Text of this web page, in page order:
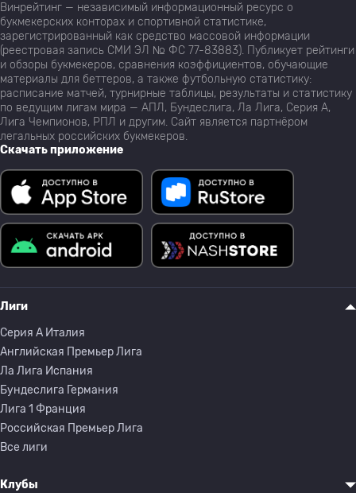
Винрейтинг — независимый информационный ресурс о
букмекерских конторах и спортивной статистике,
зарегистрированный как средство массовой информации
(реестровая запись СМИ ЭЛ № ФС 77-83883). Публикует рейтинги
и обзоры букмекеров, сравнения коэффициентов, обучающие
материалы для беттеров, а также футбольную статистику:
расписание матчей, турнирные таблицы, результаты и статистику
по ведущим лигам мира — АПЛ, Бундеслига, Ла Лига, Серия А,
Лига Чемпионов, РПЛ и другим. Сайт является партнёром
легальных российских букмекеров.
Скачать приложение
Лиги
Серия A Италия
Английская Премьер Лига
Ла Лига Испания
Бундеслига Германия
Лига 1 Франция
Российская Премьер Лига
Все лиги
Клубы